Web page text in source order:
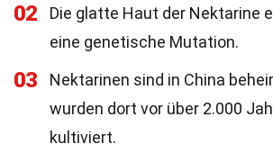
02
Die glatte Haut der Nektarine
eine genetische Mutation.
03
Nektarinen sind in China
wurden dort vor über 2.000
kultiviert.